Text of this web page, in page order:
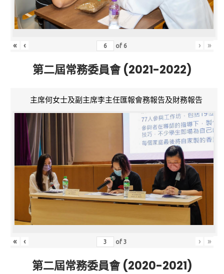
« ‹ of 6 › »
第二屆常務委員會 (2021-2022)
主席何女士及副主席李主任匯報會務報告及財務報告
« ‹ of3 › »
第二屆常務委員會 (2020-2021)